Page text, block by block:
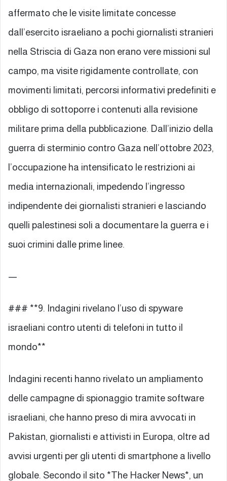
affermato che le visite limitate concesse
dall’esercito israeliano a pochi giornalisti stranieri
nella Striscia di Gaza non erano vere missioni sul
campo, ma visite rigidamente controllate, con
movimenti limitati, percorsi informativi predefiniti e
obbligo di sottoporre i contenuti alla revisione
militare prima della pubblicazione. Dall’inizio della
guerra di sterminio contro Gaza nell’ottobre 2023,
l’occupazione ha intensificato le restrizioni ai
media internazionali, impedendo l’ingresso
indipendente dei giornalisti stranieri e lasciando
quelli palestinesi soli a documentare la guerra e i
suoi crimini dalle prime linee.
—
### **9. Indagini rivelano l’uso di spyware
israeliani contro utenti di telefoni in tutto il
mondo**
Indagini recenti hanno rivelato un ampliamento
delle campagne di spionaggio tramite software
israeliani, che hanno preso di mira avvocati in
Pakistan, giornalisti e attivisti in Europa, oltre ad
avvisi urgenti per gli utenti di smartphone a livello
globale. Secondo il sito *The Hacker News*, un